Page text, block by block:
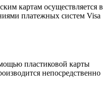
картам осуществляется в
платежных систем Visa
пластиковой карты
непосредственно